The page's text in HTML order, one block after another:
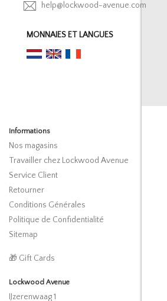
help@lockwood-avenue.com
MONNAIES ET LANGUES
Informations
Nos magasins
Travailler chez Lockwood Avenue
Service Client
Retourner
Conditions Générales
Politique de Confidentialité
Sitemap
🎁 Gift Cards
Lockwood Avenue
IJzerenwaag 1